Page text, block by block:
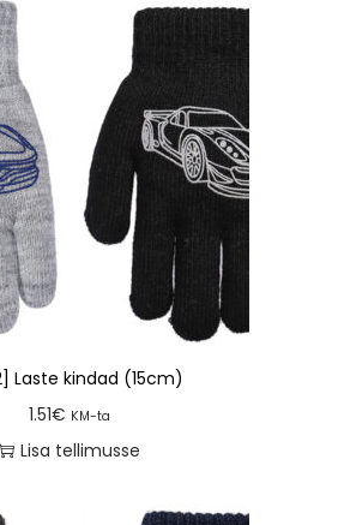
Laste kindad (15cm)
1.51€ KM-ta
Lisa tellimusse